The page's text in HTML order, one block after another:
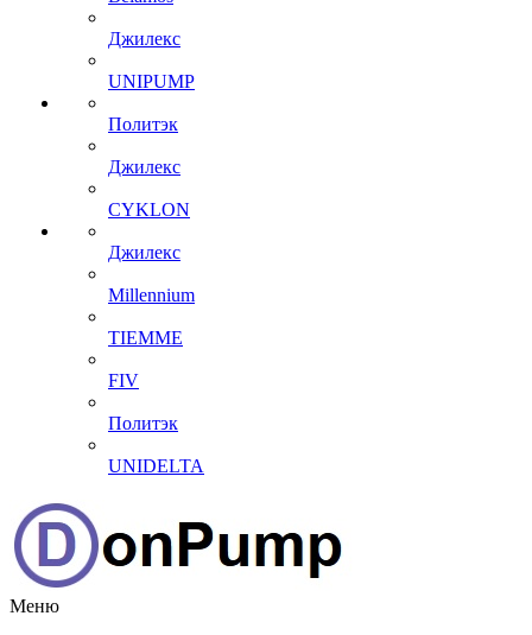
Джилекс
UNIPUMP
Политэк
Джилекс
CYKLON
Джилекс
Millennium
TIEMME
FIV
Политэк
UNIDELTA
Меню